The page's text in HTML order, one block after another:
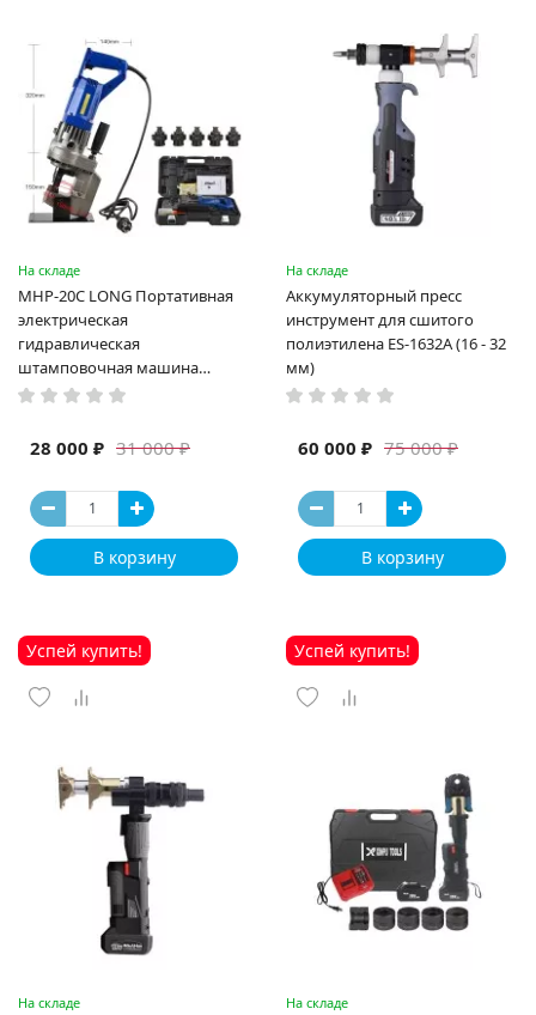
На складе
MHP-20C LONG Портативная
электрическая
гидравлическая
штамповочная машина
высокая мощность и мощный
машина
31 000 ₽
28 000 ₽
В корзину
На складе
Аккумуляторный пресс
инструмент для сшитого
полиэтилена ES-1632A (16 - 32
мм)
75 000 ₽
60 000 ₽
В корзину
Успей купить!
На складе
Успей купить!
На складе